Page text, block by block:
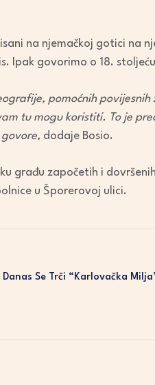
na njemačkoj gotici na
Ipak govorimo o 18.
pomoćnih
tu mogu koristiti. To je
dodaje Bosio.
građu započetih i
u Šporerovoj ulici.
Danas Se Trči “Karlovačka